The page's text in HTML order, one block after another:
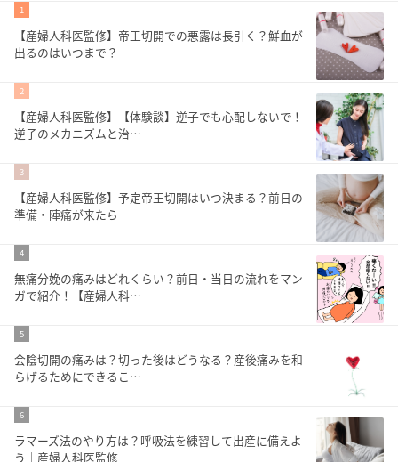
1
【産婦人科医監修】帝王切開での悪露は長引く？鮮血が
出るのはいつまで？
2
【産婦人科医監修】【体験談】逆子でも心配しないで！
逆子のメカニズムと治…
3
【産婦人科医監修】予定帝王切開はいつ決まる？前日の
準備・陣痛が来たら
4
無痛分娩の痛みはどれくらい？前日・当日の流れをマン
ガで紹介！【産婦人科…
5
会陰切開の痛みは？切った後はどうなる？産後痛みを和
らげるためにできるこ…
6
ラマーズ法のやり方は？呼吸法を練習して出産に備えよ
う｜産婦人科医監修